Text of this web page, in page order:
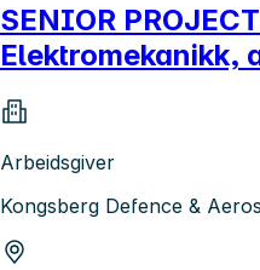
SENIOR
Elektromekanikk,
Arbeidsgiver
Kongsberg Defence &